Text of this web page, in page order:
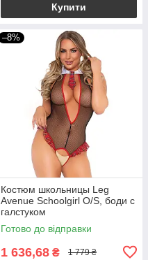
Купити
–8%
Костюм школьницы Leg
Avenue Schoolgirl O/S, боди с
галстуком
Готово до відправки
1 636,68 ₴ 1 779 ₴